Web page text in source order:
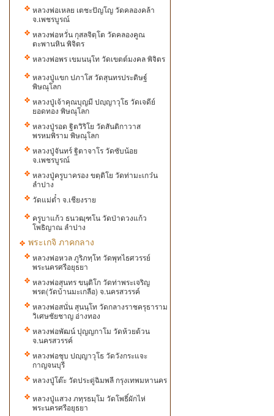
หลวงพ่อเหลย​ เ​ต​ชะ​ปัญโญ​ วัด​คลอง​คล้า
จ.เพชรบูรณ์
หลวงพ่อหวั่น กุสลจิตฺโต วัดคลองคูณ
ตะพานหิน พิจิตร
หลวงพ่อพร เขมนนฺโท วัดเขตต์มงคล พิจิตร
หลวงปู่แขก ปภาโส วัดสุนทรประดิษฐ์
พิษณุโลก
หลวงปู่เจ้าคุณบุญมี ปญฺญาวุโธ วัดเจดีย์
ยอดทอง พิษณุโลก
หลวงปู่รอด ฐิตวิริโย วัดสันติกาวาส
พรหมพิราม พิษณุโลก
หลวงปู่จันทร์​ ฐ​ิ​ต​า​จ​า​โร​ ​วัด​ซับ​น้อย
จ.เพชรบูรณ์
หลวงปู่ครูบาครอง ขตฺติโย วัดท่ามะเกว๋น
ลำปาง
วัดแม่ต๋ำ จ.เชียงราย
ครูบาแก้ว ธนวฒฺฑโน วัดป่าดวงแก้ว
โพธิญาณ ลำปาง
พระเกจิ ภาคกลาง
หลวงพ่อหวล ภูริภทฺโท วัดพุทไธศวรรย์
พระนครศรีอยุธยา
หลวงพ่อสุนทร​ ขนฺติโก วัดท่าพระเจริญ
พรต(วัดบ้านมะเกลือ) จ.นครสวรรค์
หลวงพ่อสนั่น สุนนฺโท วัดกลางราชครุธาราม
วิเศษชัยชาญ อ่างทอง
หลวงพ่อพัฒน์​ ปุ​ญ​ญ​กา​โม​ วัด​ห้วย​ด้วน
จ.นครสวรรค์
หลวงพ่อชุบ ปญฺญาวุโธ วัดวังกระแจะ
กาญจนบุรี
หลวงปู่โต๊ะ วัดประดู่ฉิมพลี กรุงเทพมหานคร
หลวงปู่แสวง ภทฺรธมฺโม วัดโพธิ์ผักไห่
พระนครศรีอยุธยา